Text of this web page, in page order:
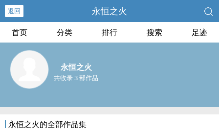
返回 永恒之火
首页 分类 排行 搜索 足迹
永恒之火
共收录 3 部作品
永恒之火的全部作品集